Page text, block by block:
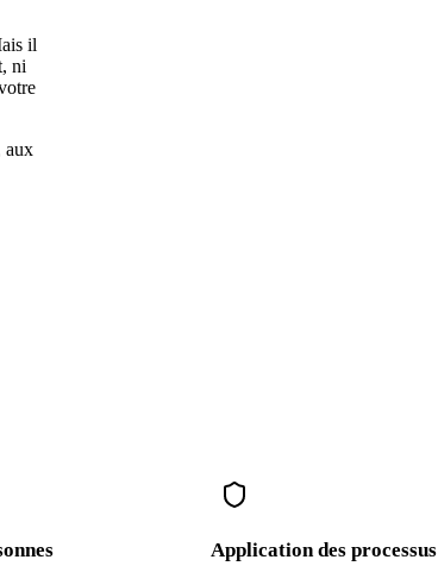
il
ni
aux
Application des processus